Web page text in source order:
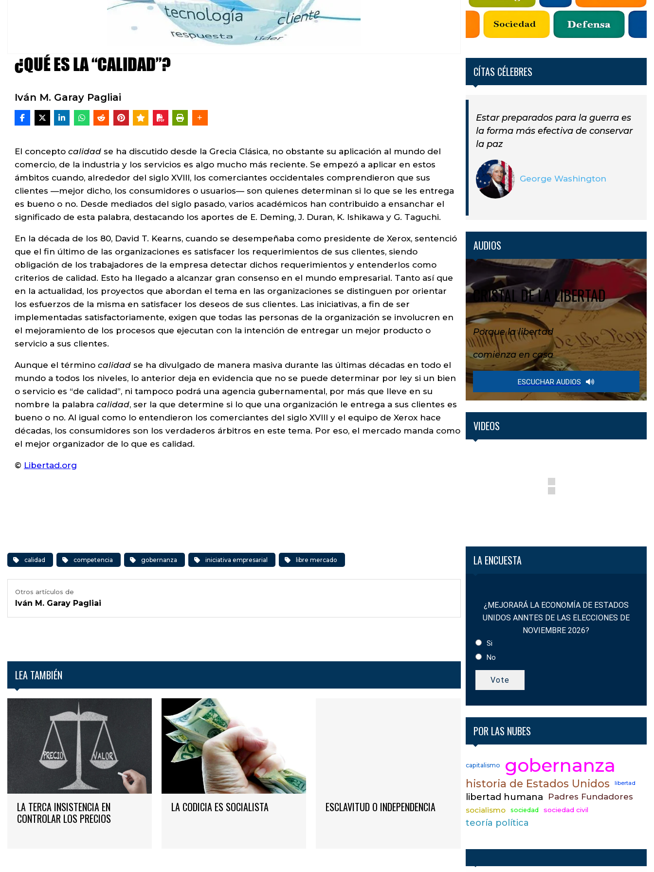
¿QUÉ ES LA “CALIDAD”?
Iván M. Garay Pagliai
El concepto calidad se ha discutido desde la Grecia Clásica, no obstante su aplicación al mundo del
comercio, de la industria y los servicios es algo mucho más reciente. Se empezó a aplicar en estos
ámbitos cuando, alrededor del siglo XVIII, los comerciantes occidentales comprendieron que sus
clientes —mejor dicho, los consumidores o usuarios— son quienes determinan si lo que se les entrega
es bueno o no. Desde mediados del siglo pasado, varios académicos han contribuido a ensanchar el
significado de esta palabra, destacando los aportes de E. Deming, J. Duran, K. Ishikawa y G. Taguchi.
En la década de los 80, David T. Kearns, cuando se desempeñaba como presidente de Xerox, sentenció
que el fin último de las organizaciones es satisfacer los requerimientos de sus clientes, siendo
obligación de los trabajadores de la empresa detectar dichos requerimientos y entenderlos como
criterios de calidad. Esto ha llegado a alcanzar gran consenso en el mundo empresarial. Tanto así que
en la actualidad, los proyectos que abordan el tema en las organizaciones se distinguen por orientar
los esfuerzos de la misma en satisfacer los deseos de sus clientes. Las iniciativas, a fin de ser
implementadas satisfactoriamente, exigen que todas las personas de la organización se involucren en
el mejoramiento de los procesos que ejecutan con la intención de entregar un mejor producto o
servicio a sus clientes.
Aunque el término calidad se ha divulgado de manera masiva durante las últimas décadas en todo el
mundo a todos los niveles, lo anterior deja en evidencia que no se puede determinar por ley si un bien
o servicio es “de calidad”, ni tampoco podrá una agencia gubernamental, por más que lleve en su
nombre la palabra calidad, ser la que determine si lo que una organización le entrega a sus clientes es
bueno o no. Al igual como lo entendieron los comerciantes del siglo XVIII y el equipo de Xerox hace
décadas, los consumidores son los verdaderos árbitros en este tema. Por eso, el mercado manda como
el mejor organizador de lo que es calidad.
© Libertad.org
calidad competencia gobernanza iniciativa empresarial libre mercado
Otros artículos de
Iván M. Garay Pagliai
LEA TAMBIÉN
LA TERCA INSISTENCIA EN
CONTROLAR LOS PRECIOS
LA CODICIA ES SOCIALISTA ESCLAVITUD O INDEPENDENCIA
CÍTAS CÉLEBRES
Estar preparados para la guerra es
la forma más efectiva de conservar
la paz
George Washington
AUDIOS
CRISTAL DE LA LIBERTAD
Porque la libertad
comienza en casa
ESCUCHAR AUDIOS
VIDEOS
LA ENCUESTA
¿MEJORARÁ LA ECONOMÍA DE ESTADOS
UNIDOS ANNTES DE LAS ELECCIONES DE
NOVIEMBRE 2026?
Si
No
Vote
POR LAS NUBES
capitalismo gobernanza
historia de Estados Unidos libertad
libertad humana Padres Fundadores
socialismo sociedad sociedad civil
teoría política